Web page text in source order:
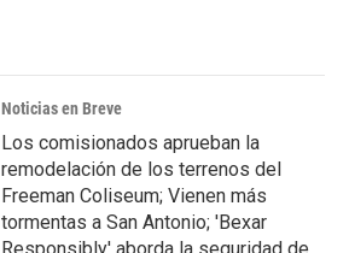
Noticias en Breve
Los comisionados aprueban la
remodelación de los terrenos del
Freeman Coliseum; Vienen más
tormentas a San Antonio; 'Bexar
Responsibly' aborda la seguridad de